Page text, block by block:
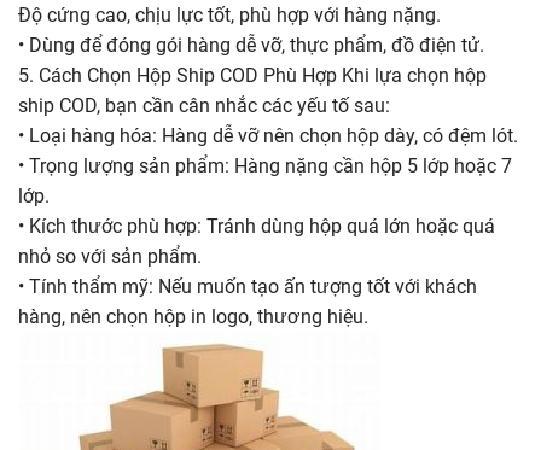
Độ cứng cao, chịu lực tốt, phù hợp với hàng nặng.
• Dùng để đóng gói hàng dễ vỡ, thực phẩm, đồ điện tử.
5. Cách Chọn Hộp Ship COD Phù Hợp Khi lựa chọn hộp
ship COD, bạn cần cân nhắc các yếu tố sau:
• Loại hàng hóa: Hàng dễ vỡ nên chọn hộp dày, có đệm lót.
• Trọng lượng sản phẩm: Hàng nặng cần hộp 5 lớp hoặc 7
lớp.
• Kích thước phù hợp: Tránh dùng hộp quá lớn hoặc quá
nhỏ so với sản phẩm.
• Tính thẩm mỹ: Nếu muốn tạo ấn tượng tốt với khách
hàng, nên chọn hộp in logo, thương hiệu.